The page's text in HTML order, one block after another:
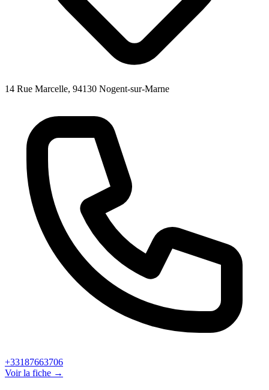
14 Rue Marcelle, 94130 Nogent-sur-Marne
+33187663706
Voir la fiche →